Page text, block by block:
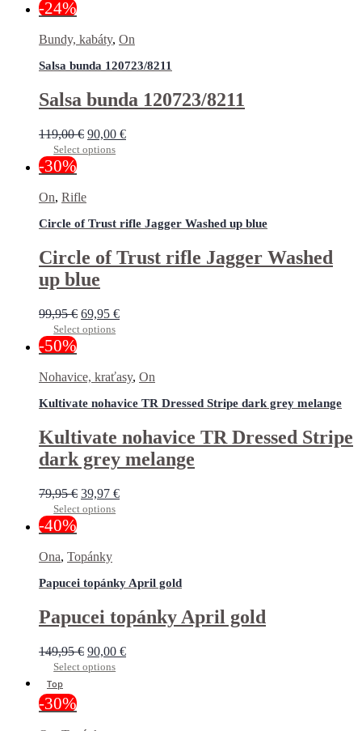
-24%
Bundy, kabáty, On
Salsa bunda 120723/8211
Salsa bunda 120723/8211
119,00€ 90,00 €
Select options
-30%
On, Rifle
Circle of Trust rifle Jagger Washed up blue
Circle of Trust rifle Jagger Washed
up blue
99,95€ 69,95 €
Select options
-50%
Nohavice, kraťasy, On
Kultivate nohavice TR Dressed Stripe dark grey melange
Kultivate nohavice TR Dressed Stripe
dark grey melange
79,95€ 39,97 €
Select options
-40%
Ona, Topánky
Papucei topánky April gold
Papucei topánky April gold
149,95€ 90,00 €
Select options
Top
-30%